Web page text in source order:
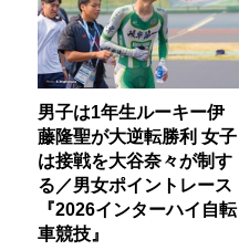
男子は1年生ルーキー伊
藤隆聖が大逆転勝利 女子
は接戦を大谷奈々が制す
る／男女ポイントレース
『2026インターハイ自転
車競技』